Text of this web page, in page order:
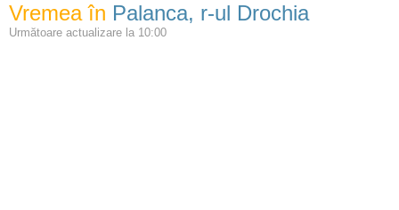
Vremea în Palanca, r-ul Drochia
Următoare actualizare la 10:00